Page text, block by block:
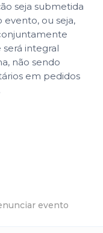
seja submetida
evento, ou seja,
integral
não sendo
em pedidos
evento